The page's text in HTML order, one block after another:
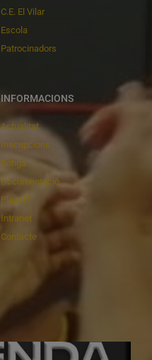
C.E. El Vilar
Escola
Patrocinadors
INFORMACIONS
Actualitat
Inscripcions
Botiga
Documentació
Playoff
Intranet
Contacte